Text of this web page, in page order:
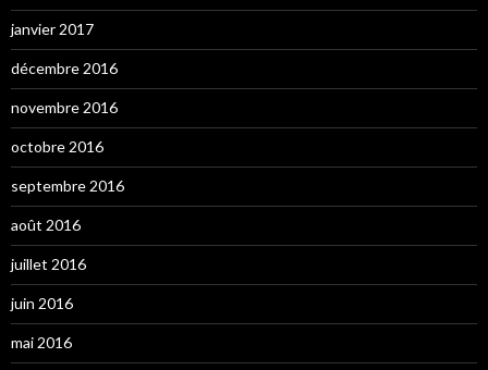
janvier 2017
décembre 2016
novembre 2016
octobre 2016
septembre 2016
août 2016
juillet 2016
juin 2016
mai 2016